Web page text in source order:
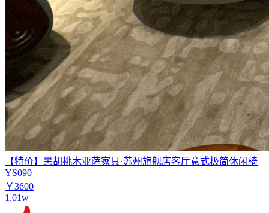
【特价】黑胡桃木亚萨家具·苏州旗舰店客厅意式极简休闲椅
YS090
￥3600
1.01w